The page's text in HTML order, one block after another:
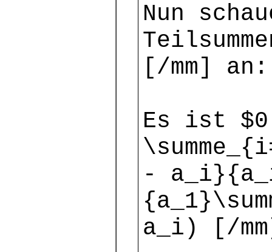
Nun
[/mm] an:
Es ist $0
-
a_i) [/